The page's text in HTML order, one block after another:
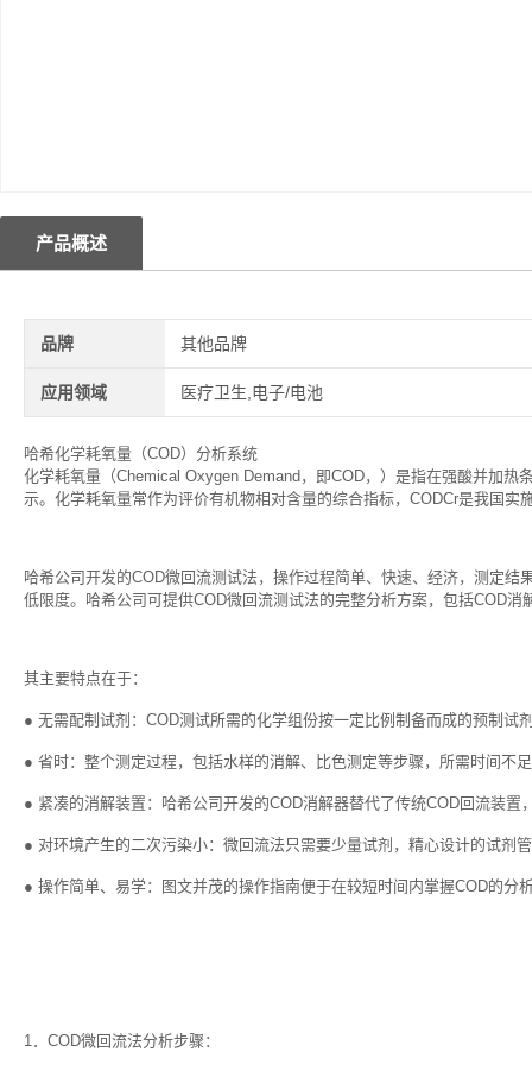
产品概述
品牌 其他品牌
应用领域 医疗卫生,电子/电池
哈希化学耗氧量（COD）分析系统
化学耗氧量（Chemical Oxygen Demand，即COD，）是指在强酸并加
示。化学耗氧量常作为评价有机物相对含量的综合指标，CODCr是我国实
哈希公司开发的COD微回流测试法，操作过程简单、快速、经济，测定
低限度。哈希公司可提供COD微回流测试法的完整分析方案，包括COD消
其主要特点在于：
● 无需配制试剂：COD测试所需的化学组份按一定比例制备而成的预制试
● 省时：整个测定过程，包括水样的消解、比色测定等步骤，所需时间不
● 紧凑的消解装置：哈希公司开发的COD消解器替代了传统COD回流装置
● 对环境产生的二次污染小：微回流法只需要少量试剂，精心设计的试剂
● 操作简单、易学：图文并茂的操作指南便于在较短时间内掌握COD的分
1．COD微回流法分析步骤：